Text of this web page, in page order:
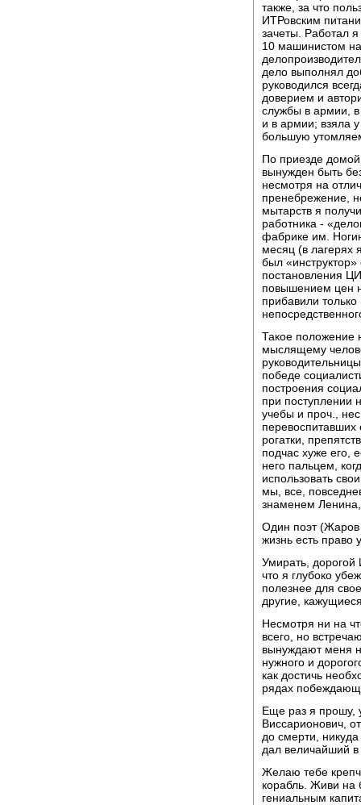
также, за что
ИТРовским
зачеты. Работал
10 машинистом
дело выполнял
руководился
доверием и
службы в армии,
и в армии; взяла
большую
По приезде
вынужден быть
несмотря на
пренебрежение,
мытарств я
работника -
фабрике им.
месяц (в лагерях
был
постановления
повышением цен
прибавили
Такое положение
мыслящему
победе
построения
при поступлении
учебы и проч.,
перевоспитавших
рогатки,
подчас хуже его,
него пальцем,
использовать
мы, все,
знаменем
Один поэт (Жаров
жизнь есть право
Умирать, дорогой
что я глубоко
полезнее для
другие,
Несмотря ни на
всего, но
вынуждают меня
нужного и
как достичь
рядах
Еще раз я прошу,
Виссарионович,
до смерти,
дал величайший
Желаю тебе
корабль. Живи на
гениальным